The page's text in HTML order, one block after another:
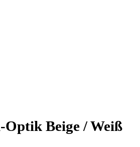
Optik Beige / Weiß